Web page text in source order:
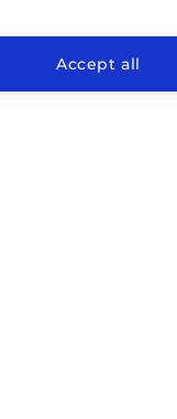
Accept all